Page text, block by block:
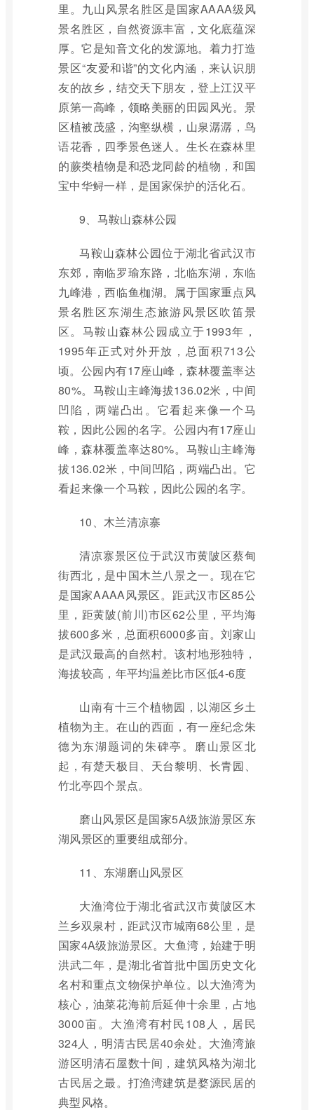
里。九山风景名胜区是国家AAAA级风
景名胜区，自然资源丰富，文化底蕴深
厚。它是知音文化的发源地。着力打造
景区“友爱和谐”的文化内涵，来认识朋
友的故乡，结交天下朋友，登上江汉平
原第一高峰，领略美丽的田园风光。景
区植被茂盛，沟壑纵横，山泉潺潺，鸟
语花香，四季景色迷人。生长在森林里
的蕨类植物是和恐龙同龄的植物，和国
宝中华鲟一样，是国家保护的活化石。
9、马鞍山森林公园
马鞍山森林公园位于湖北省武汉市
东郊，南临罗瑜东路，北临东湖，东临
九峰港，西临鱼枷湖。属于国家重点风
景名胜区东湖生态旅游风景区吹笛景
区。马鞍山森林公园成立于1993年，
1995年正式对外开放，总面积713公
顷。公园内有17座山峰，森林覆盖率达
80%。马鞍山主峰海拔136.02米，中间
凹陷，两端凸出。它看起来像一个马
鞍，因此公园的名字。公园内有17座山
峰，森林覆盖率达80%。马鞍山主峰海
拔136.02米，中间凹陷，两端凸出。它
看起来像一个马鞍，因此公园的名字。
10、木兰清凉寨
清凉寨景区位于武汉市黄陂区蔡甸
街西北，是中国木兰八景之一。现在它
是国家AAAA风景区。距武汉市区85公
里，距黄陂(前川)市区62公里，平均海
拔600多米，总面积6000多亩。刘家山
是武汉最高的自然村。该村地形独特，
海拔较高，年平均温差比市区低4-6度
山南有十三个植物园，以湖区乡土
植物为主。在山的西面，有一座纪念朱
德为东湖题词的朱碑亭。磨山景区北
起，有楚天极目、天台黎明、长青园、
竹北亭四个景点。
磨山风景区是国家5A级旅游景区东
湖风景区的重要组成部分。
11、东湖磨山风景区
大渔湾位于湖北省武汉市黄陂区木
兰乡双泉村，距武汉市城南68公里，是
国家4A级旅游景区。大鱼湾，始建于明
洪武二年，是湖北省首批中国历史文化
名村和重点文物保护单位。以大渔湾为
核心，油菜花海前后延伸十余里，占地
3000亩。大渔湾有村民108人，居民
324人，明清古民居40余处。大渔湾旅
游区明清石屋数十间，建筑风格为湖北
古民居之最。打渔湾建筑是婺源民居的
典型风格。